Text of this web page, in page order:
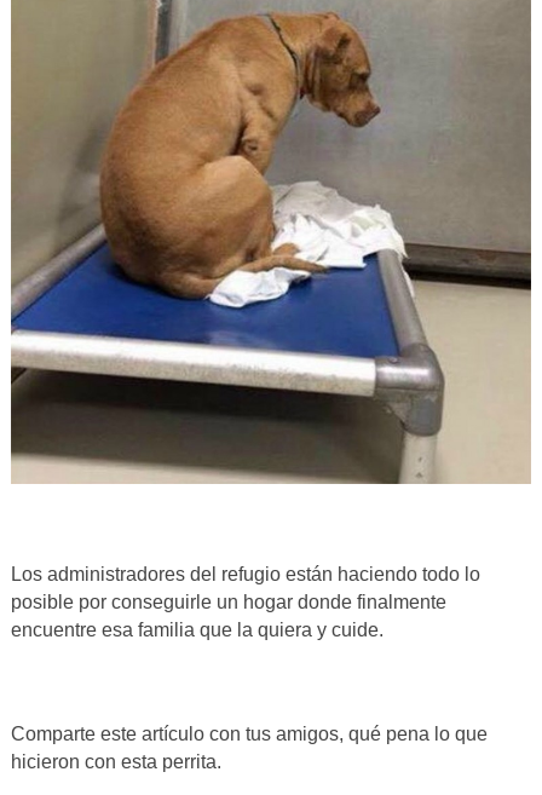
Los administradores del refugio están haciendo todo lo
posible por conseguirle un hogar donde finalmente
encuentre esa familia que la quiera y cuide.
Comparte este artículo con tus amigos, qué pena lo que
hicieron con esta perrita.